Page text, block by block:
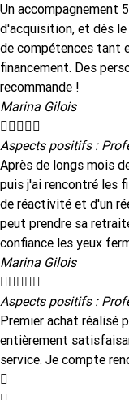
Un accompagnement
d'acquisition, et dès le
de compétences tant
financement. Des
recommande !
Marina Gilois

Aspects positifs :
Après de longs mois
puis j'ai rencontré les
de réactivité et d'un
peut prendre sa
confiance les yeux
Marina Gilois

Aspects positifs :
Premier achat réalisé
entièrement
service. Je compte